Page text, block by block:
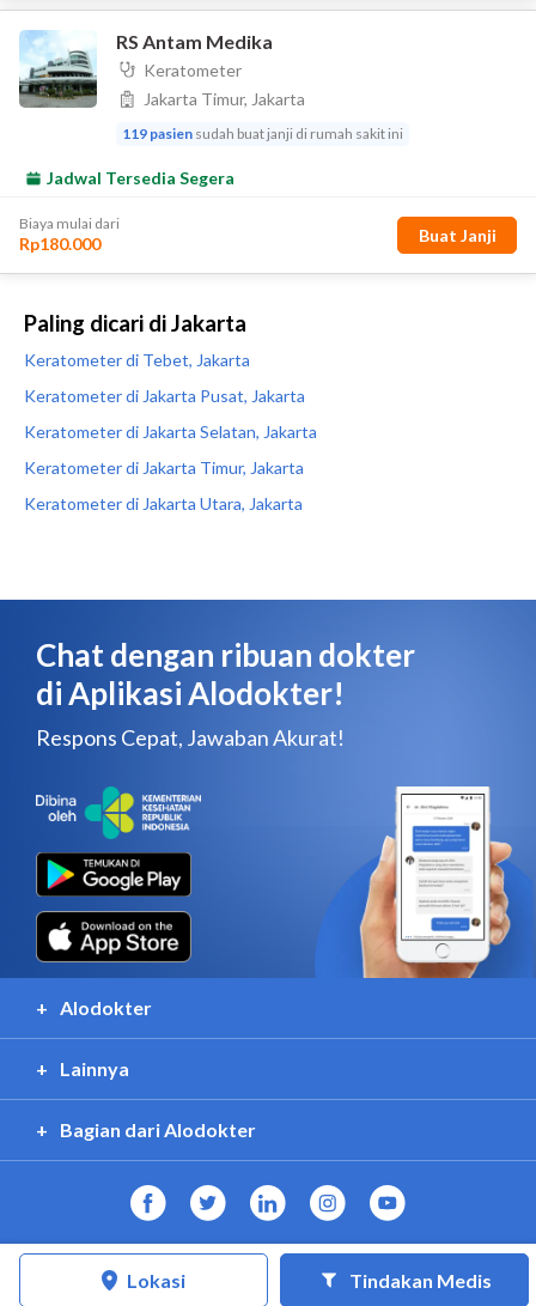
Paling dicari di Jakarta
Keratometer di Tebet, Jakarta
Keratometer di Jakarta Pusat, Jakarta
Keratometer di Jakarta Selatan, Jakarta
Keratometer di Jakarta Timur, Jakarta
Keratometer di Jakarta Utara, Jakarta